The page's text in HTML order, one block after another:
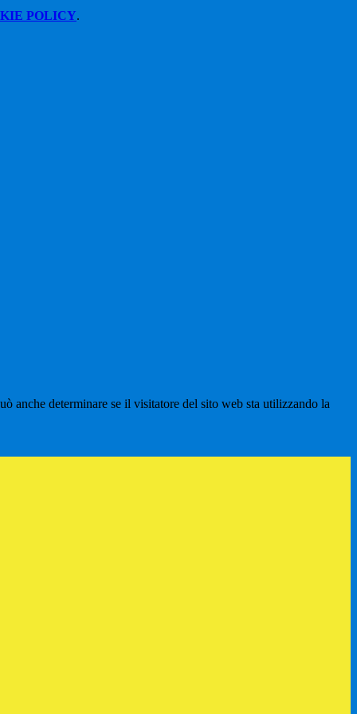
POLICY.
anche determinare se il visitatore del sito web sta utilizzando la